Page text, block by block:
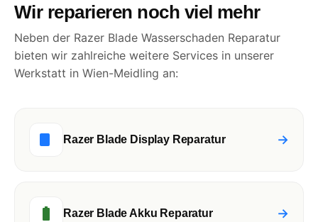
Wir reparieren noch viel mehr
Neben der Razer Blade Wasserschaden Reparatur
bieten wir zahlreiche weitere Services in unserer
Werkstatt in Wien-Meidling an:
Razer Blade Display Reparatur →
Razer Blade Akku Reparatur →